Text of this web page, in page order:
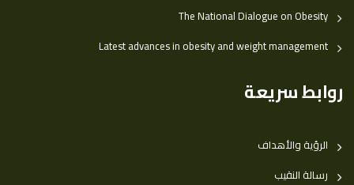
The National Dialogue on Obesity
Latest advances in obesity and weight management
روابط سريعة
الرؤية والأهداف
رسالة النقيب